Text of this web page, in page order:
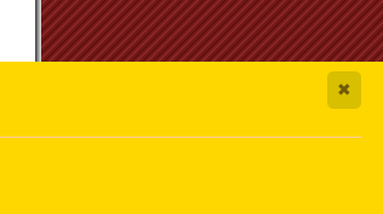
✖